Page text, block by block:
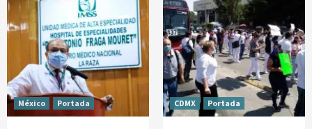
México Portada CDMX Portada